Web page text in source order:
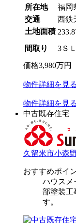
所在地
福岡
交通
西鉄
土地面積
間取り 3Ｓ
価格3,980万円
物件詳細を見る
物件詳細を見る
中古既存住宅
久留米市小森
おすすめポイ
ハウスメ
部塗装工
す。